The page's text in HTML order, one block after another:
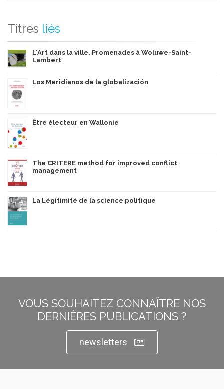
Titres liés
L'Art dans la ville. Promenades à Woluwe-Saint-
Lambert
Los Meridianos de la globalización
Être électeur en Wallonie
The CRITERE method for improved conflict
management
La Légitimité de la science politique
VOUS SOUHAITEZ CONNAÎTRE NOS
DERNIÈRES PUBLICATIONS ?
newsletters